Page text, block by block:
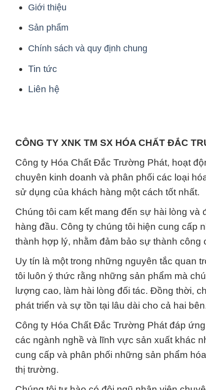
Giới thiệu
Sản phẩm
Chính sách và quy định chung
Tin tức
Liên hệ
CÔNG TY XNK TM SX HÓA CHẤT ĐẮC
Công ty Hóa Chất Đắc Trường Phát, hoạt
chuyên kinh doanh và phân phối các loại
sử dụng của khách hàng một cách tốt nhất.
Chúng tôi cam kết mang đến sự hài lòng
hàng đầu. Công ty chúng tôi hiện cung cấp
thành hợp lý, nhằm đảm bảo sự thành công
Uy tín là một trong những nguyên tắc quan
tôi luôn ý thức rằng những sản phẩm mà
lượng cao, làm hài lòng đối tác. Đồng thời,
phát triển và sự tồn tại lâu dài cho cả hai
Công ty Hóa Chất Đắc Trường Phát đáp
các ngành nghề và lĩnh vực sản xuất khác
cung cấp và phân phối những sản phẩm
thị trường.